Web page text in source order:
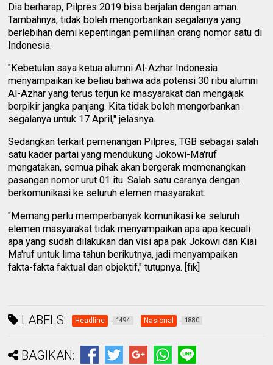
Dia berharap, Pilpres 2019 bisa berjalan dengan aman.
Tambahnya, tidak boleh mengorbankan segalanya yang
berlebihan demi kepentingan pemilihan orang nomor satu di
Indonesia.
"Kebetulan saya ketua alumni Al-Azhar Indonesia
menyampaikan ke beliau bahwa ada potensi 30 ribu alumni
Al-Azhar yang terus terjun ke masyarakat dan mengajak
berpikir jangka panjang. Kita tidak boleh mengorbankan
segalanya untuk 17 April," jelasnya.
Sedangkan terkait pemenangan Pilpres, TGB sebagai salah
satu kader partai yang mendukung Jokowi-Ma'ruf
mengatakan, semua pihak akan bergerak memenangkan
pasangan nomor urut 01 itu. Salah satu caranya dengan
berkomunikasi ke seluruh elemen masyarakat.
"Memang perlu memperbanyak komunikasi ke seluruh
elemen masyarakat tidak menyampaikan apa apa kecuali
apa yang sudah dilakukan dan visi apa pak Jokowi dan Kiai
Ma'ruf untuk lima tahun berikutnya, jadi menyampaikan
fakta-fakta faktual dan objektif," tutupnya. [fik]
LABELS: Headline 1494 Nasional 1880
BAGIKAN: